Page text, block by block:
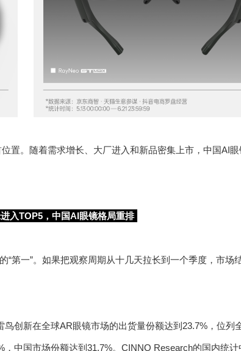
置。随着需求增长、大厂进入和新品密集上市，中国AI
入TOP5，中国AI眼镜格局重排
第一”。如果把观察周期从十几天拉长到一个季度，市场
创新在全球AR眼镜市场的出货量份额达到23.7%，位列
中国市场份额达到31.7%。CINNO Research的国内统